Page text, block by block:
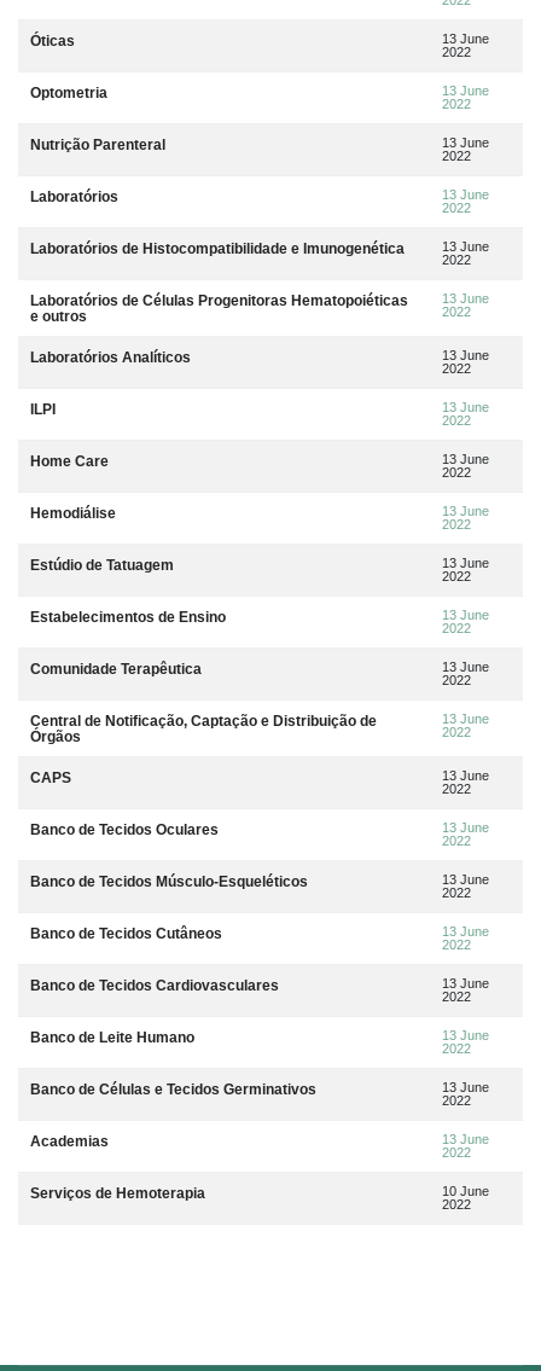
Óticas
13 June
2022
Optometria
13 June
2022
Nutrição Parenteral
13 June
2022
Laboratórios
13 June
2022
Laboratórios de Histocompatibilidade e Imunogenética
13 June
2022
Laboratórios de Células Progenitoras Hematopoiéticas
e outros
13 June
2022
Laboratórios Analíticos
13 June
2022
ILPI
13 June
2022
Home Care
13 June
2022
Hemodiálise
13 June
2022
Estúdio de Tatuagem
13 June
2022
Estabelecimentos de Ensino
13 June
2022
Comunidade Terapêutica
13 June
2022
Central de Notificação, Captação e Distribuição de
Órgãos
13 June
2022
CAPS
13 June
2022
Banco de Tecidos Oculares
13 June
2022
Banco de Tecidos Músculo-Esqueléticos
13 June
2022
Banco de Tecidos Cutâneos
13 June
2022
Banco de Tecidos Cardiovasculares
13 June
2022
Banco de Leite Humano
13 June
2022
Banco de Células e Tecidos Germinativos
13 June
2022
Academias
13 June
2022
Serviços de Hemoterapia
10 June
2022